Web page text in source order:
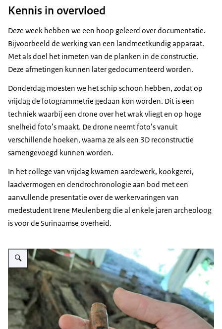
Kennis in overvloed
Deze week hebben we een hoop geleerd over documentatie.
Bijvoorbeeld de werking van een landmeetkundig apparaat.
Met als doel het inmeten van de planken in de constructie.
Deze afmetingen kunnen later gedocumenteerd worden.
Donderdag moesten we het schip schoon hebben, zodat op
vrijdag de fotogrammetrie gedaan kon worden. Dit is een
techniek waarbij een drone over het wrak vliegt en op hoge
snelheid foto’s maakt. De drone neemt foto’s vanuit
verschillende hoeken, waarna ze als een 3D reconstructie
samengevoegd kunnen worden.
In het college van vrijdag kwamen aardewerk, kookgerei,
laadvermogen en dendrochronologie aan bod met een
aanvullende presentatie over de werkervaringen van
medestudent Irene Meulenberg die al enkele jaren archeoloog
is voor de Surinaamse overheid.
Vergroot afbeelding Blokfluit achterschip Veldschool Scheepsarcheologie